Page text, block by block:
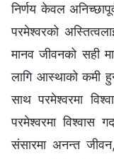
निर्णय केवल
परमेश्‍वरको
मानव जीवनको सही
लागि आस्थाको कमी
साथ परमेश्‍वरमा
परमेश्‍वरमा विश्‍वास
संसारमा अनन्त जीवन,